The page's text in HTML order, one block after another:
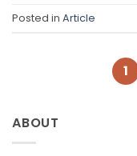
Posted in Article
1
ABOUT